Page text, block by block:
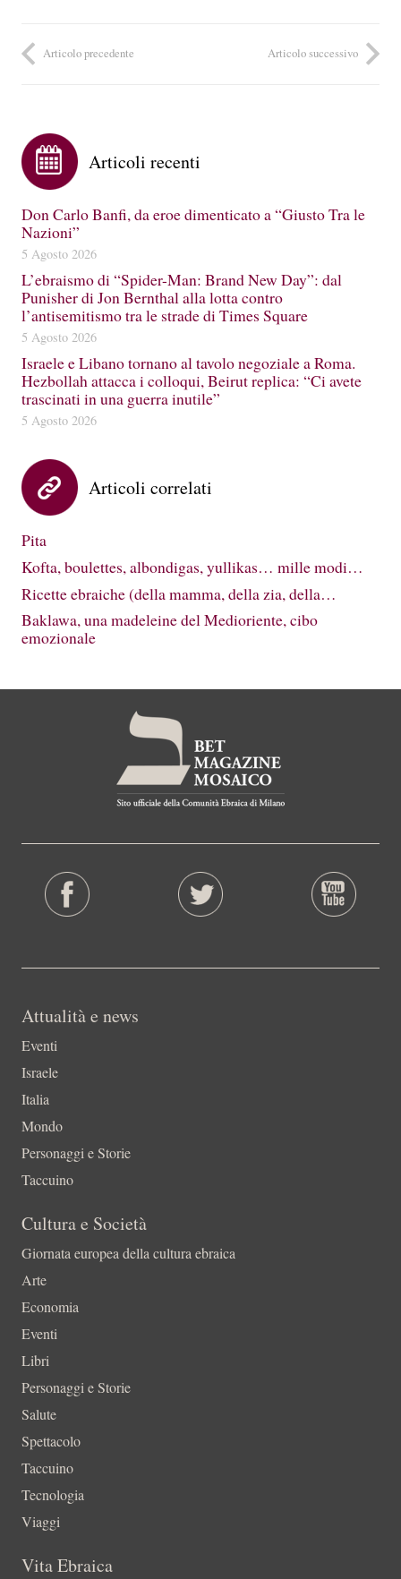
Articolo precedente Articolo successivo
Articoli recenti
Don Carlo Banfi, da eroe dimenticato a “Giusto Tra le
Nazioni”
5 Agosto 2026
L’ebraismo di “Spider-Man: Brand New Day”: dal
Punisher di Jon Bernthal alla lotta contro
l’antisemitismo tra le strade di Times Square
5 Agosto 2026
Israele e Libano tornano al tavolo negoziale a Roma.
Hezbollah attacca i colloqui, Beirut replica: “Ci avete
trascinati in una guerra inutile”
5 Agosto 2026
Articoli correlati
Pita
Kofta, boulettes, albondigas, yullikas… mille modi…
Ricette ebraiche (della mamma, della zia, della…
Baklawa, una madeleine del Medioriente, cibo
emozionale
Attualità e news
Eventi
Israele
Italia
Mondo
Personaggi e Storie
Taccuino
Cultura e Società
Giornata europea della cultura ebraica
Arte
Economia
Eventi
Libri
Personaggi e Storie
Salute
Spettacolo
Taccuino
Tecnologia
Viaggi
Vita Ebraica